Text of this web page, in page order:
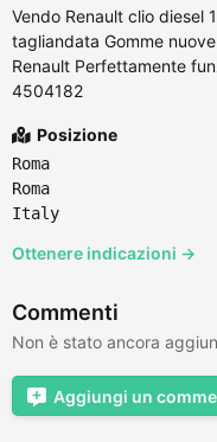
Vendo Renault clio diesel
tagliandata Gomme
Renault Perfettamente
4504182
Posizione
Roma
Roma
Italy
Ottenere indicazioni →
Commenti
Non è stato ancora
Aggiungi un